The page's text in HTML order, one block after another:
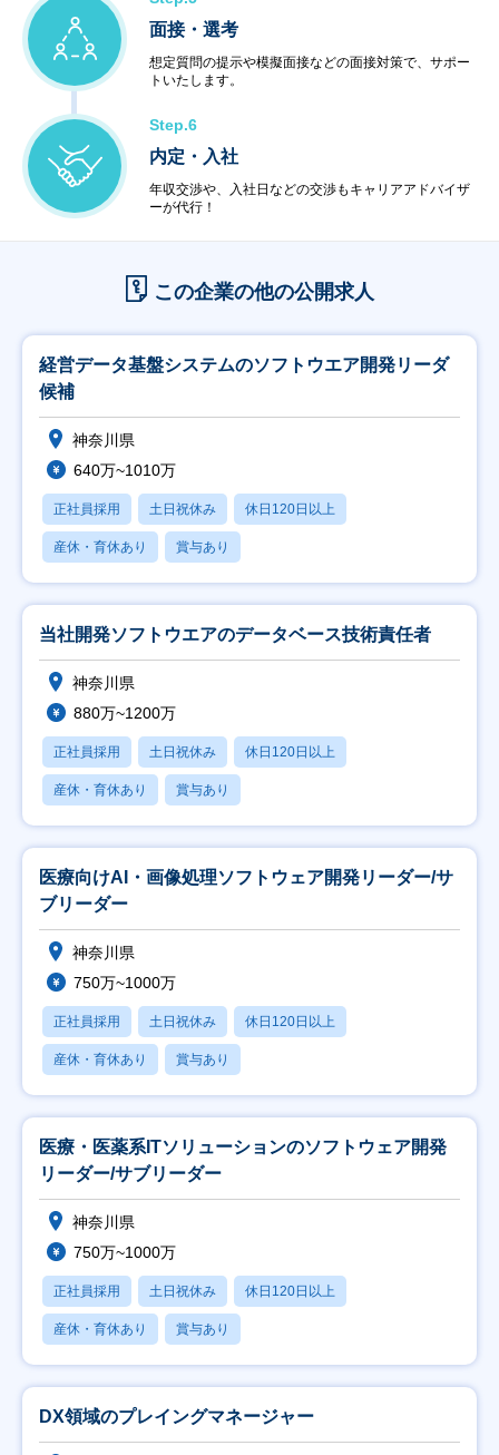
面接・選考
想定質問の提示や模擬面接などの面接対策で、サポー
トいたします。
Step.6
内定・入社
年収交渉や、入社日などの交渉もキャリアアドバイザ
ーが代行！
この企業の他の公開求人
経営データ基盤システムのソフトウエア開発リーダ
候補
神奈川県
640万~1010万
正社員採用 土日祝休み 休日120日以上
産休・育休あり 賞与あり
当社開発ソフトウエアのデータベース技術責任者
神奈川県
880万~1200万
正社員採用 土日祝休み 休日120日以上
産休・育休あり 賞与あり
医療向けAI・画像処理ソフトウェア開発リーダー/サ
ブリーダー
神奈川県
750万~1000万
正社員採用 土日祝休み 休日120日以上
産休・育休あり 賞与あり
医療・医薬系ITソリューションのソフトウェア開発
リーダー/サブリーダー
神奈川県
750万~1000万
正社員採用 土日祝休み 休日120日以上
産休・育休あり 賞与あり
DX領域のプレイングマネージャー